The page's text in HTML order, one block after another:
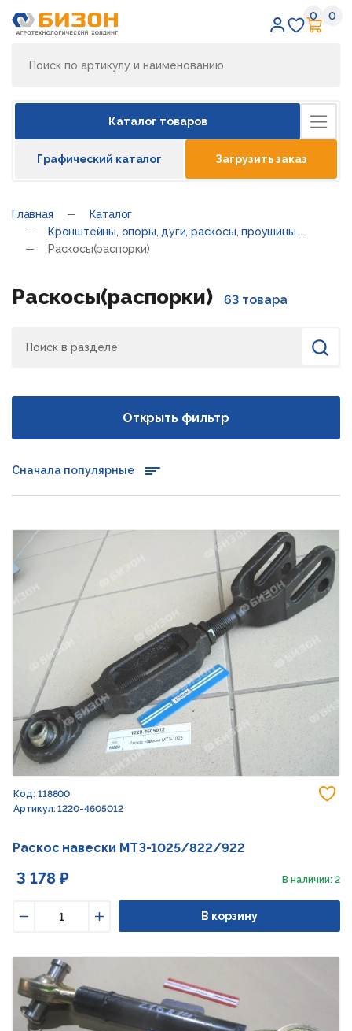
0 0
Каталог товаров
Графический каталог Загрузить заказ
Главная
Каталог
Кронштейны, опоры, дуги, раскосы, проушины.....
Раскосы(распорки)
Раскосы(распорки) 63 товара
Найти
Открыть фильтр
Сначала популярные
Код: 118800
Артикул: 1220-4605012
Раскос навески МТЗ-1025/822/922
3 178 ₽ В наличии: 2
Увеличить
В корзину